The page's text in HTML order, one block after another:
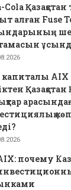
Cola
алған Fuse
AIX
почему